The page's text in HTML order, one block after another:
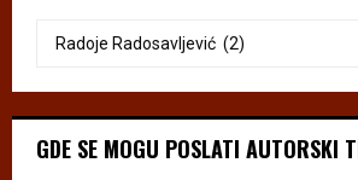
GDE SE MOGU POSLATI AUTORSKI